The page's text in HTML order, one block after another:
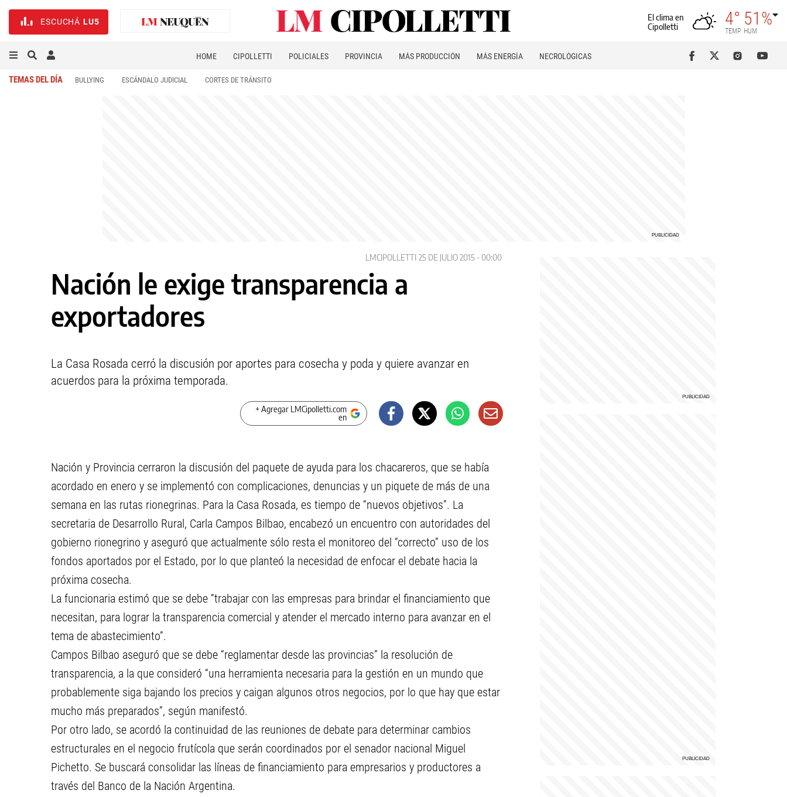
ESCUCHÁ LU5
El clima en
Cipolletti
4°
TEMP
51%
HUM
HOME CIPOLLETTI POLICIALES PROVINCIA MÁS PRODUCCIÓN MÁS ENERGÍA NECROLÓGICAS
TEMAS DEL DÍA BULLYING ESCÁNDALO JUDICIAL CORTES DE TRÁNSITO
LMCIPOLLETTI 25 DE JULIO 2015 - 00:00
Nación le exige transparencia a
exportadores
La Casa Rosada cerró la discusión por aportes para cosecha y poda y quiere avanzar en
acuerdos para la próxima temporada.
+ Agregar LMCipolletti.com
en
Nación y Provincia cerraron la discusión del paquete de ayuda para los chacareros, que se había
acordado en enero y se implementó con complicaciones, denuncias y un piquete de más de una
semana en las rutas rionegrinas. Para la Casa Rosada, es tiempo de “nuevos objetivos”. La
secretaria de Desarrollo Rural, Carla Campos Bilbao, encabezó un encuentro con autoridades del
gobierno rionegrino y aseguró que actualmente sólo resta el monitoreo del “correcto” uso de los
fondos aportados por el Estado, por lo que planteó la necesidad de enfocar el debate hacia la
próxima cosecha.
La funcionaria estimó que se debe “trabajar con las empresas para brindar el financiamiento que
necesitan, para lograr la transparencia comercial y atender el mercado interno para avanzar en el
tema de abastecimiento”.
Campos Bilbao aseguró que se debe “reglamentar desde las provincias” la resolución de
transparencia, a la que consideró “una herramienta necesaria para la gestión en un mundo que
probablemente siga bajando los precios y caigan algunos otros negocios, por lo que hay que estar
mucho más preparados”, según manifestó.
Por otro lado, se acordó la continuidad de las reuniones de debate para determinar cambios
estructurales en el negocio frutícola que serán coordinados por el senador nacional Miguel
Pichetto. Se buscará consolidar las líneas de financiamiento para empresarios y productores a
través del Banco de la Nación Argentina.